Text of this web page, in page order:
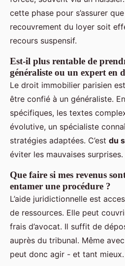
cette phase pour s’assurer
recouvrement du loyer soit
recours suspensif.
Est-il plus rentable de
généraliste ou un expert en
Le droit immobilier parisien
être confié à un généraliste.
spécifiques, les textes
évolutive, un spécialiste
stratégies adaptées. C’est du
éviter les mauvaises surprises.
Que faire si mes revenus
entamer une procédure ?
L’aide juridictionnelle est
de ressources. Elle peut
frais d’avocat. Il suffit de
auprès du tribunal. Même
peut donc agir - et tant mieux.